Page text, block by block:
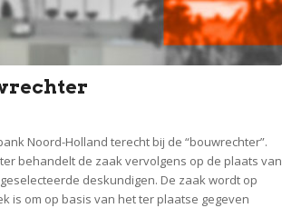
Noord-Holland terecht bij de “bouwrechter”.
behandelt de zaak vervolgens op de plaats van
deskundigen. De zaak wordt op
is om op basis van het ter plaatse gegeven